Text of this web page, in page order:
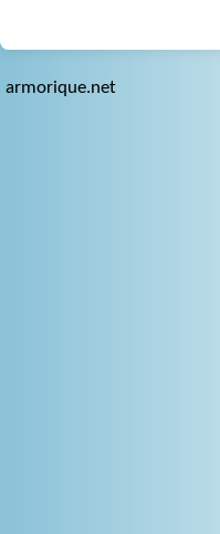
armorique.net